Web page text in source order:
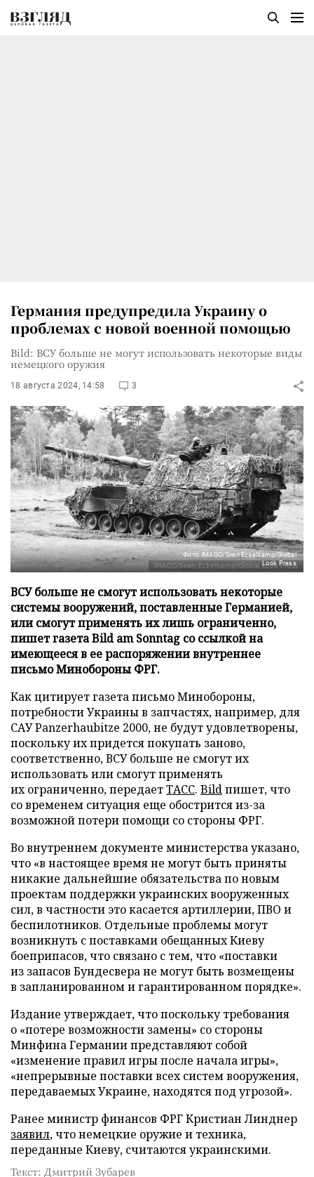
Германия предупредила Украину о
проблемах с новой военной помощью
Bild: ВСУ больше не могут использовать некоторые виды
немецкого оружия
18 августа 2024, 14:58 3
Фото: IMAGO/Sven Eckelkamp/Global
Look Press
ВСУ больше не смогут использовать некоторые
системы вооружений, поставленные Германией,
или смогут применять их лишь ограниченно,
пишет газета Bild am Sonntag со ссылкой на
имеющееся в ее распоряжении внутреннее
письмо Минобороны ФРГ.
Как цитирует газета письмо Минобороны,
потребности Украины в запчастях, например, для
САУ Panzerhaubitze 2000, не будут удовлетворены,
поскольку их придется покупать заново,
соответственно, ВСУ больше не смогут их
использовать или смогут применять
их ограниченно, передаетТАСС. Bildпишет, что
со временем ситуация еще обострится из-за
возможной потери помощи со стороны ФРГ.
Во внутреннем документе министерства указано,
что «в настоящее время не могут быть приняты
никакие дальнейшие обязательства по новым
проектам поддержки украинских вооруженных
сил, в частности это касается артиллерии, ПВО и
беспилотников. Отдельные проблемы могут
возникнуть с поставками обещанных Киеву
боеприпасов, что связано с тем, что «поставки
из запасов Бундесвера не могут быть возмещены
в запланированном и гарантированном порядке».
Издание утверждает, что поскольку требования
о «потере возможности замены» со стороны
Минфина Германии представляют собой
«изменение правил игры после начала игры»,
«непрерывные поставки всех систем вооружения,
передаваемых Украине, находятся под угрозой».
Ранее министр финансов ФРГ Кристиан Линднер
заявил, что немецкие оружие и техника,
переданные Киеву, считаются украинскими.
Текст: Дмитрий Зубарев